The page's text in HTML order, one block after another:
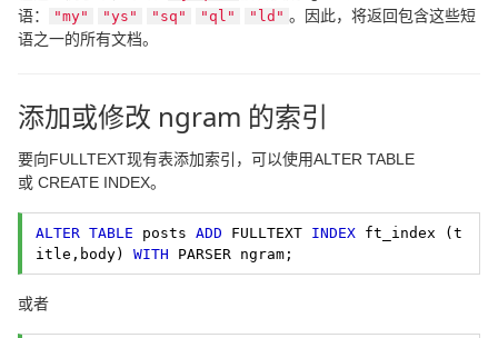
语：
"my" "ys" "sq" "ql" "ld" 。因此，将返回包含这些短
语之一的所有文档。
添加或修改 ngram 的索引
要向FULLTEXT现有表添加索引，可以使用ALTER TABLE
或 CREATE INDEX。
ALTER TABLE posts ADD FULLTEXT INDEX ft_index (t
itle,body) WITH PARSER ngram;
或者